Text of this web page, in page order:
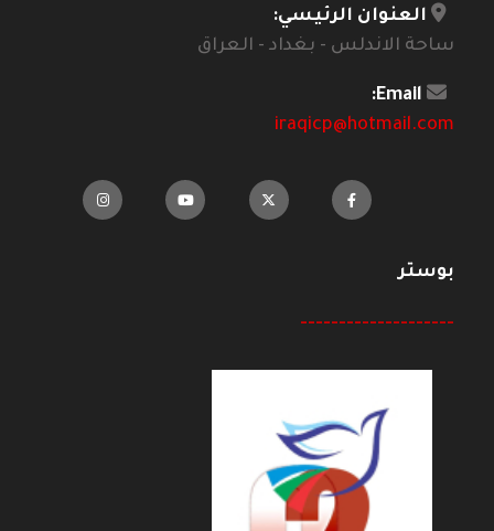
العنوان الرئيسي:
ساحة الاندلس - بغداد - العراق
Email:
iraqicp@hotmail.com
بوستر
--------------------